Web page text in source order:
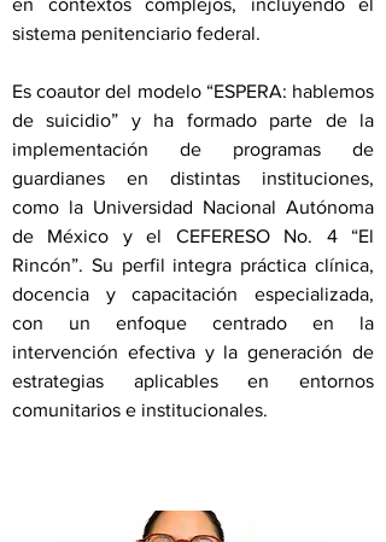
en contextos complejos, incluyendo el
sistema penitenciario federal.
Es coautor del modelo “ESPERA: hablemos
de suicidio” y ha formado parte de la
implementación de programas de
guardianes en distintas instituciones,
como la Universidad Nacional Autónoma
de México y el CEFERESO No. 4 “El
Rincón”. Su perfil integra práctica clínica,
docencia y capacitación especializada,
con un enfoque centrado en la
intervención efectiva y la generación de
estrategias aplicables en entornos
comunitarios e institucionales.